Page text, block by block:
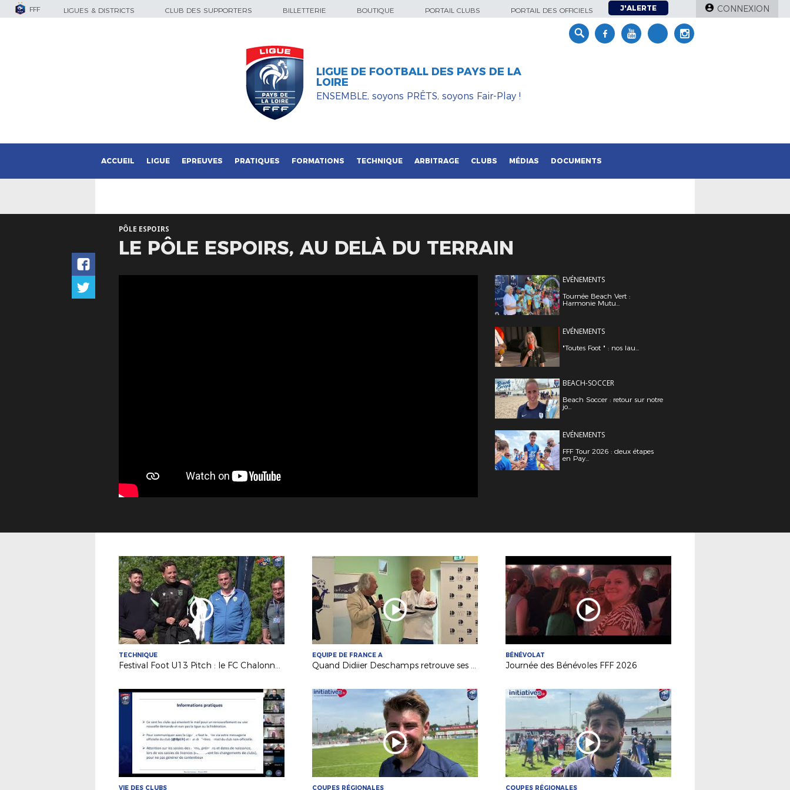
FFF LIGUES & DISTRICTS CLUB DES SUPPORTERS BILLETTERIE BOUTIQUE PORTAIL CLUBS PORTAIL DES OFFICIELS J'ALERTE CONNEXION
LIGUE DE FOOTBALL DES PAYS DE LA
LOIRE
ENSEMBLE, soyons PRÊTS, soyons Fair-Play !
ACCUEIL LIGUE EPREUVES PRATIQUES FORMATIONS TECHNIQUE ARBITRAGE CLUBS MÉDIAS DOCUMENTS
PÔLE ESPOIRS
LE PÔLE ESPOIRS, AU DELÀ DU TERRAIN
EVÉNEMENTS
Tournée Beach Vert :
Harmonie Mutu...
EVÉNEMENTS
"Toutes Foot " : nos lau...
BEACH-SOCCER
Beach Soccer : retour sur notre
jo...
EVÉNEMENTS
FFF Tour 2026 : deux étapes
en Pay...
TECHNIQUE
Festival Foot U13 Pitch : le FC Chalonnes Chaudefonds club support à l'organisation
EQUIPE DE FRANCE A
Quand Didiier Deschamps retrouve ses racines nantaises...
BÉNÉVOLAT
Journée des Bénévoles FFF 2026
VIE DES CLUBS COUPES RÉGIONALES COUPES RÉGIONALES